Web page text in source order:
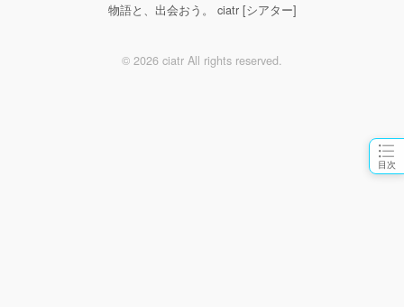
目次
物語と、出会おう。 ciatr [シアター]
© 2026 ciatr All rights reserved.